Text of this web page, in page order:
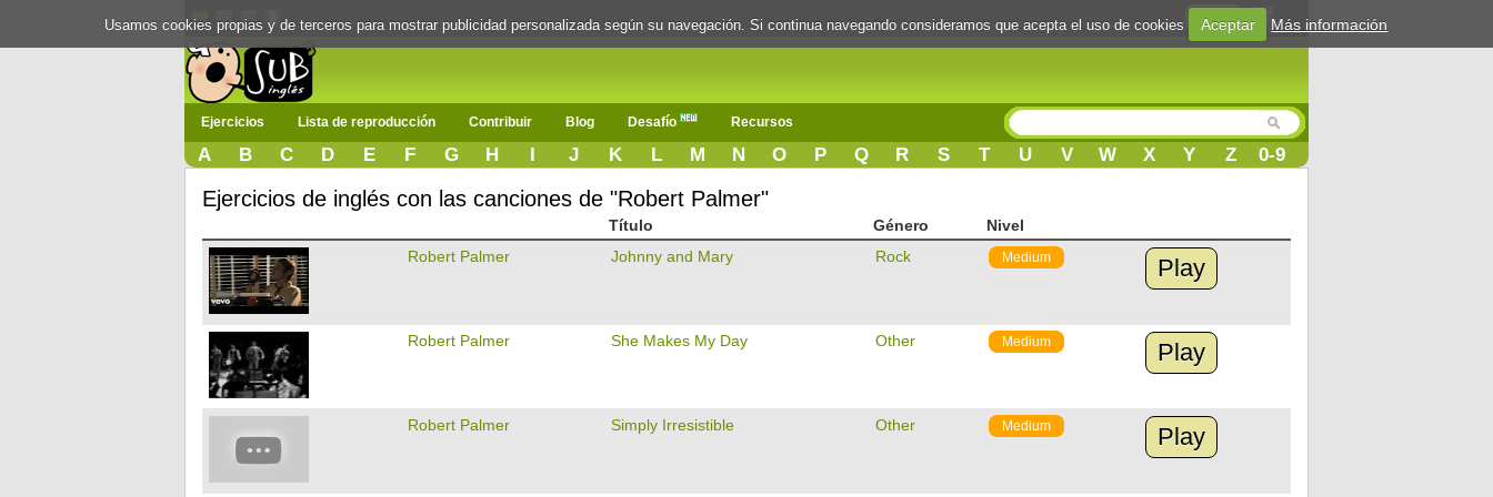
Login
Ejercicios Lista de reproducción Contribuir Blog Desafío Recursos
A B C D E F G H I J K L M N O P Q R S T U V W X Y Z 0-9
Ejercicios de inglés con las canciones de "Robert Palmer"
Título Género
Nivel
Robert Palmer
Johnny and Mary Rock Medium Play
Robert Palmer She Makes My Day Other Medium Play
Robert Palmer Simply Irresistible Other Medium Play
Usamos cookies propias y de terceros para mostrar publicidad personalizada según su navegación. Si continua navegando consideramos que acepta el uso de cookies Aceptar Más información